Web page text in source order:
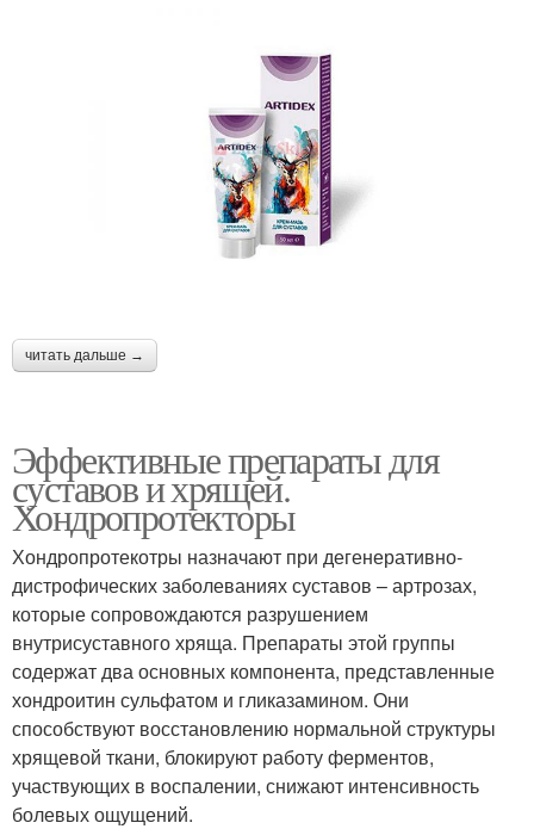
читать дальше →
Эффективные препараты для
суставов и хрящей.
Хондропротекторы
Хондропротекотры назначают при дегенеративно-
дистрофических заболеваниях суставов – артрозах,
которые сопровождаются разрушением
внутрисуставного хряща. Препараты этой группы
содержат два основных компонента, представленные
хондроитин сульфатом и гликазамином. Они
способствуют восстановлению нормальной структуры
хрящевой ткани, блокируют работу ферментов,
участвующих в воспалении, снижают интенсивность
болевых ощущений.